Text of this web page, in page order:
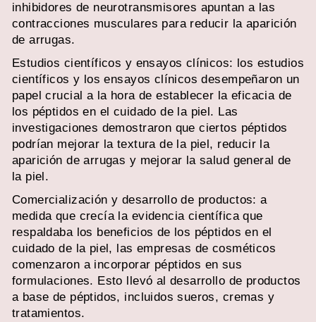
inhibidores de neurotransmisores apuntan a las
contracciones musculares para reducir la aparición
de arrugas.
Estudios científicos y ensayos clínicos: los estudios
científicos y los ensayos clínicos desempeñaron un
papel crucial a la hora de establecer la eficacia de
los péptidos en el cuidado de la piel. Las
investigaciones demostraron que ciertos péptidos
podrían mejorar la textura de la piel, reducir la
aparición de arrugas y mejorar la salud general de
la piel.
Comercialización y desarrollo de productos: a
medida que crecía la evidencia científica que
respaldaba los beneficios de los péptidos en el
cuidado de la piel, las empresas de cosméticos
comenzaron a incorporar péptidos en sus
formulaciones. Esto llevó al desarrollo de productos
a base de péptidos, incluidos sueros, cremas y
tratamientos.